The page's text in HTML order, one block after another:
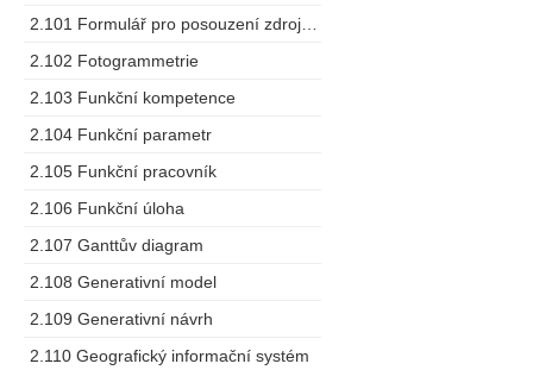
2.102 Fotogrammetrie
2.103 Funkční kompetence
2.104 Funkční parametr
2.105 Funkční pracovník
2.106 Funkční úloha
2.107 Ganttův diagram
2.108 Generativní model
2.109 Generativní návrh
2.110 Geografický informační systém